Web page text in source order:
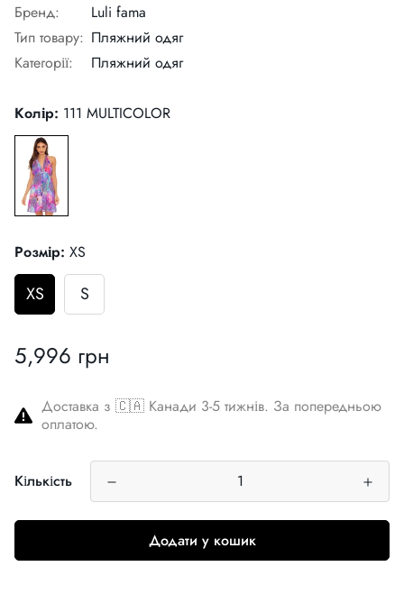
Бренд:
Luli fama
Тип товару: Пляжний одяг
Категорії:
Пляжний одяг
Колір: 111 MULTICOLOR
Розмір: XS
XS S
Звичайна
5,996 грн
Доставка з 🇨🇦 Канади 3-5 тижнів. За попередньою
оплатою.
Кількість
Додати у кошик